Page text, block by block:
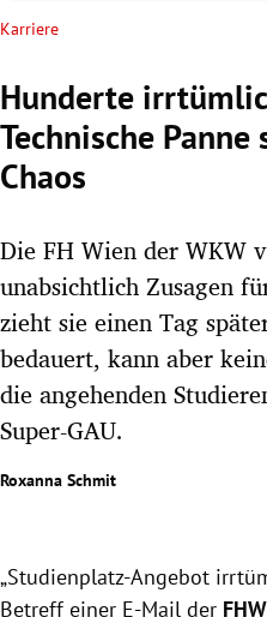
Untermenü
Untermenü
Untermenü
Untermenü
Untermenü
Untermenü
Untermenü
Untermenü
Karriere
Hunderte
Technische
Chaos
Die FH Wien der WKW
unabsichtlich Zusagen
zieht sie einen Tag
bedauert, kann aber
die angehenden
Super-GAU.
Roxanna Schmit
„Studienplatz-Angebot
Betreff einer E-Mail der